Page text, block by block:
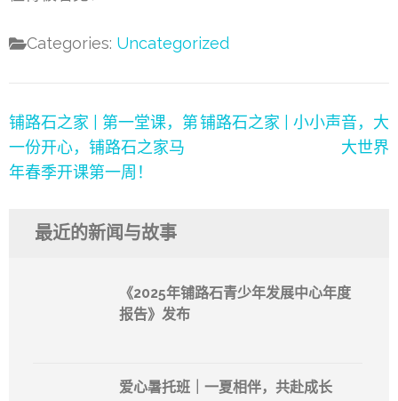
Categories: Uncategorized
文
章
导
铺路石之家 | 第一堂课，第
一份开心，铺路石之家马
年春季开课第一周！
铺路石之家 | 小小声音，大
大世界
最近的新闻与故事
《2025年铺路石青少年发展中心年度
报告》发布
爱心暑托班｜一夏相伴，共赴成长